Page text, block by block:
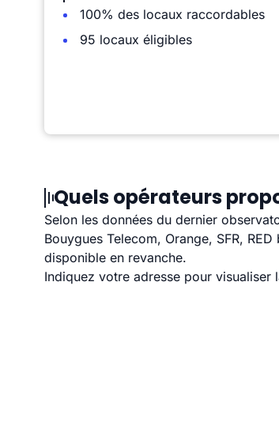
100% des locaux raccordables
95 locaux éligibles
Quels opérateurs
Selon les données du dernier
Bouygues Telecom, Orange, SFR,
disponible en revanche.
Indiquez votre adresse pour